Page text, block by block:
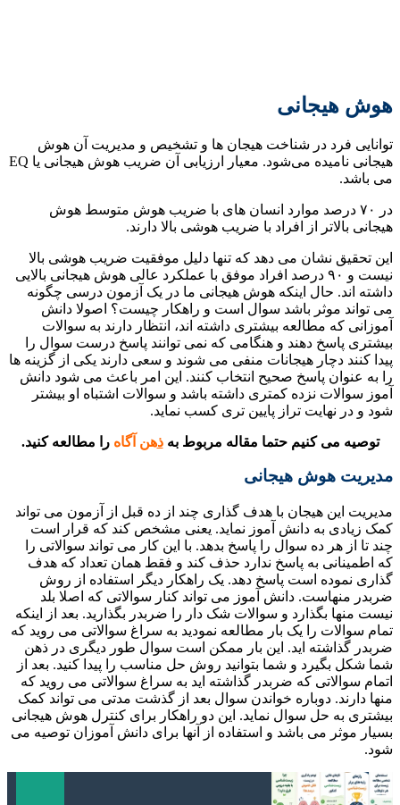
هوش هیجانی
توانایی فرد در شناخت هیجان ها و تشخیص و مدیریت آن هوش
هیجانی نامیده می‌شود. معیار ارزیابی آن ضریب هوش هیجانی یا EQ
می باشد.
در ۷۰ درصد موارد انسان های با ضریب هوش متوسط هوش
هیجانی بالاتر از افراد با ضریب هوشی بالا دارند.
این تحقیق نشان می دهد که تنها دلیل موفقیت ضریب هوشی بالا
نیست و ۹۰ درصد افراد موفق با عملکرد عالی هوش هیجانی بالایی
داشته اند. حال اینکه هوش هیجانی ما در یک آزمون درسی چگونه
می تواند موثر باشد سوال است و راهکار چیست؟ اصولا دانش
آموزانی که مطالعه بیشتری داشته اند، انتظار دارند به سوالات
بیشتری پاسخ دهند و هنگامی که نمی توانند پاسخ درست سوال را
پیدا کنند دچار هیجانات منفی می شوند و سعی دارند یکی از گزینه ها
را به عنوان پاسخ صحیح انتخاب کنند. این امر باعث می شود دانش
آموز سوالات نزده کمتری داشته باشد و سوالات اشتباه او بیشتر
شود و در نهایت تراز پایین تری کسب نماید.
توصیه می کنیم حتما مقاله مربوط بهذهن آگاه را مطالعه کنید.
مدیریت هوش هیجانی
مدیریت این هیجان با هدف گذاری چند از ده قبل از آزمون می تواند
کمک زیادی به دانش آموز نماید. یعنی مشخص کند که قرار است
چند تا از هر ده سوال را پاسخ بدهد. با این کار می تواند سوالاتی را
که اطمینانی به پاسخ ندارد حذف کند و فقط همان تعداد که هدف
گذاری نموده است پاسخ دهد. یک راهکار دیگر استفاده از روش
ضربدر منهاست. دانش آموز می تواند کنار سوالاتی که اصلا بلد
نیست منها بگذارد و سوالات شک دار را ضربدر بگذارید. بعد از اینکه
تمام سوالات را یک بار مطالعه نمودید به سراغ سوالاتی می روید که
ضربدر گذاشته اید. این بار ممکن است سوال طور دیگری در ذهن
شما شکل بگیرد و شما بتوانید روش حل مناسب را پیدا کنید. بعد از
اتمام سوالاتی که ضربدر گذاشته اید به سراغ سوالاتی می روید که
منها دارند. دوباره خواندن سوال بعد از گذشت مدتی می تواند کمک
بیشتری به حل سوال نماید. این دو راهکار برای کنترل هوش هیجانی
بسیار موثر می باشد و استفاده از آنها برای دانش آموزان توصیه می
شود.